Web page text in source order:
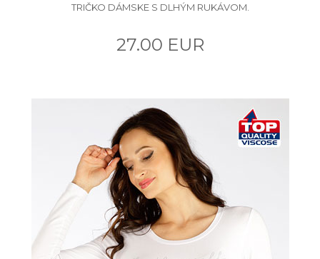
TRIČKO DÁMSKE S DLHÝM RUKÁVOM.
27.00 EUR